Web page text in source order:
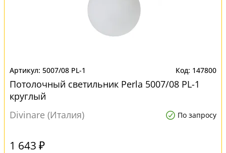
5007/08 PL-1 147800
Потолочный светильник Perla 5007/08 PL-1
круглый
Divinare (Италия)
По запросу
1 643 ₽